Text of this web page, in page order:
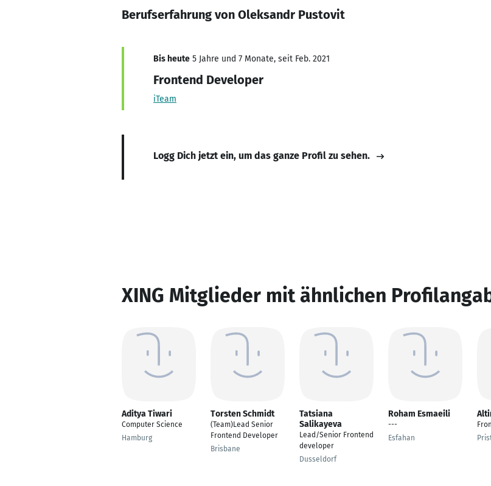
Berufserfahrung von Oleksandr Pustovit
Bis heute 5 Jahre und 7 Monate, seit Feb. 2021
Frontend Developer
iTeam
Logg Dich jetzt ein, um das ganze Profil zu sehen.
XING Mitglieder mit ähnlichen
Aditya Tiwari
Computer Science
Hamburg
Torsten Schmidt
(Team)Lead Senior
Frontend Developer
Brisbane
Tatsiana
Salikayeva
Lead/Senior Frontend
developer
Dusseldorf
Roham Esmaeili
---
Esfahan